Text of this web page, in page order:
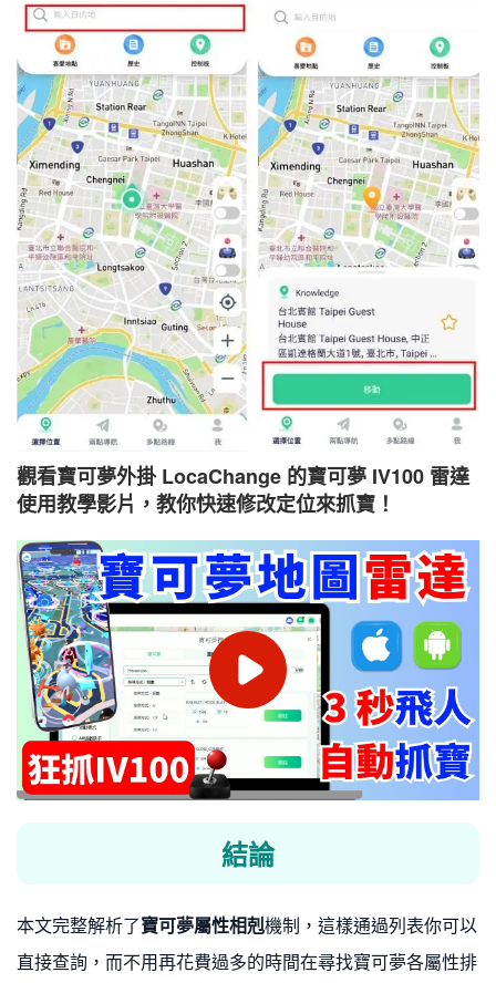
觀看寶可夢外掛 LocaChange 的寶可夢 IV100 雷達
使用教學影片，教你快速修改定位來抓寶！
結論
本文完整解析了寶可夢屬性相剋機制，這樣通過列表你可以
直接查詢，而不用再花費過多的時間在尋找寶可夢各屬性排